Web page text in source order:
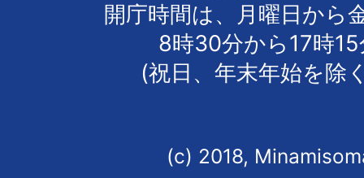
開庁時間は、月曜日から
8時30分から17時
(祝日、年末年始を除
(c) 2018,